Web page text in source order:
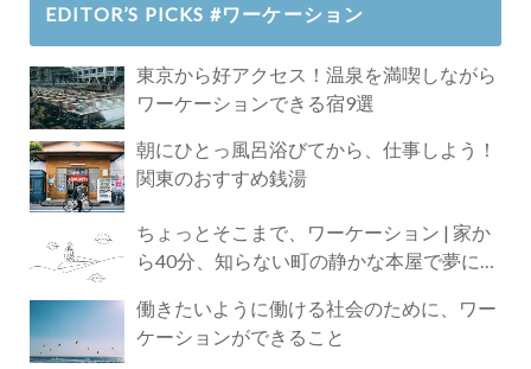
EDITOR’S PICKS #ワーケーション
東京から好アクセス！温泉を満喫しながら
ワーケーションできる宿9選
朝にひとっ風呂浴びてから、仕事しよう！
関東のおすすめ銭湯
ちょっとそこまで、ワーケーション | 家か
ら40分、知らない町の静かな本屋で夢に近
働きたいように働ける社会のために、ワー
ケーションができること